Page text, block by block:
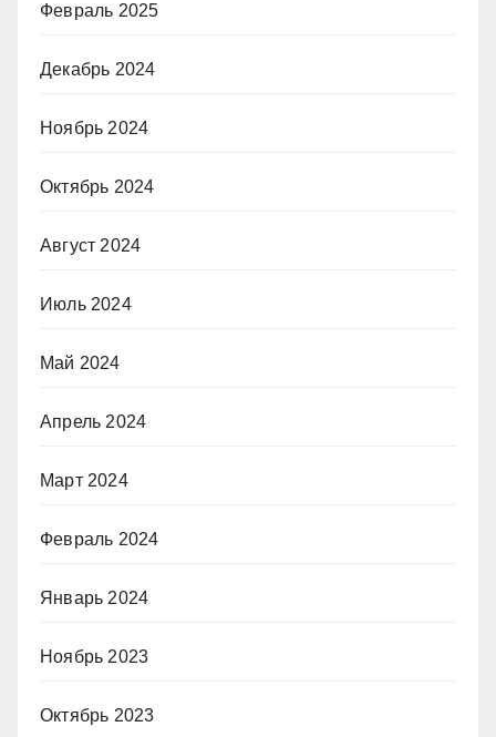
Февраль 2025
Декабрь 2024
Ноябрь 2024
Октябрь 2024
Август 2024
Июль 2024
Май 2024
Апрель 2024
Март 2024
Февраль 2024
Январь 2024
Ноябрь 2023
Октябрь 2023